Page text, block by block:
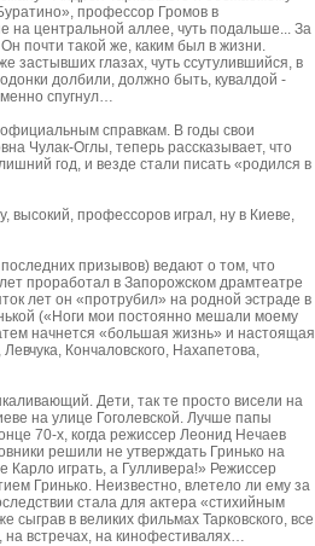
профессор Громов в
на центральной аллее, чуть подальше... За
почти такой же, каким был в жизни.
глазах, чуть ссутулившийся, в
долбили, должно быть, кувалдой -
спугнул…
справкам. В годы свои
Чулак-Оглы, теперь рассказывает, что
год, и везде стали писать «родился в
высокий, профессоров играл, ну в Киеве,
призывов) ведают о том, что
проработал в Запорожском драмтеатре
лет он «протрубил» на родной эстраде в
(«Ноги мои постоянно мешали моему
начнется «большая жизнь» и настоящая
Кончаловского, Нахапетова,
Дети, так те просто висели на
на улице Гоголевской. Лучше папы
70-х, когда режиссер Леонид Нечаев
решили не утверждать Гринько на
Карло играть, а Гулливера!» Режиссер
Гринько. Неизвестно, влетело ли ему за
стала для актера «стихийным
в великих фильмах Тарковского, все
на встречах, на кинофестивалях…